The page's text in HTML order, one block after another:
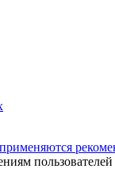
применяются